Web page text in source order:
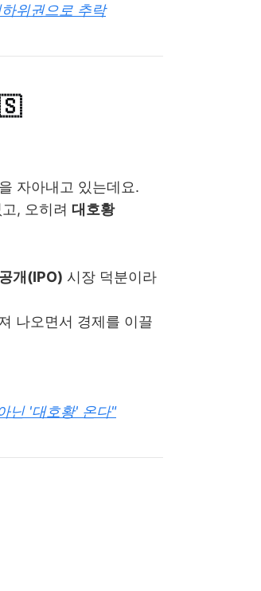
위권으로 추락
자아내고 있는데요.
, 오히려 대호황
개(IPO) 시장 덕분이라
나오면서 경제를 이끌
닌 '대호황' 온다"